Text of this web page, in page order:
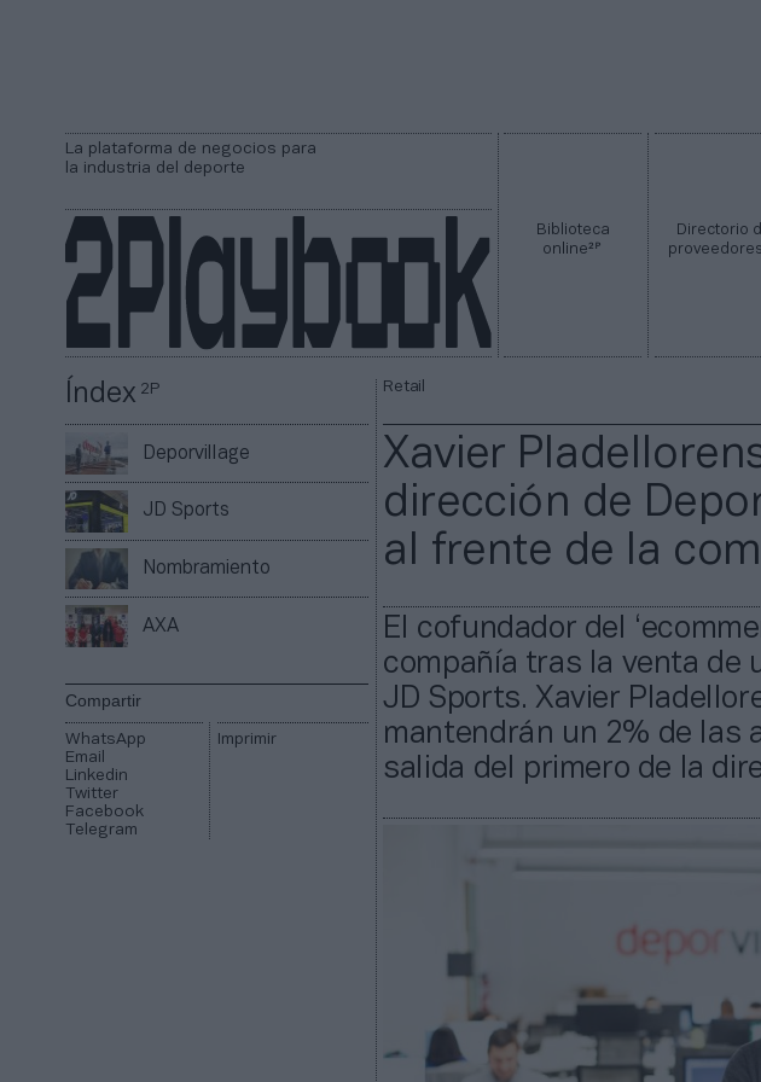
La plataforma de negocios para
la industria del deporte
Biblioteca
online2P
Directorio
Índex2P
Deporvillage
JD Sports
Nombramiento
AXA
Compartir
WhatsApp
Email
Linkedin
Twitter
Facebook
Telegram
Imprimir
Retail
Xavier
dirección de
al frente de la
El cofundador del
compañía tras la venta de
JD Sports. Xavier
mantendrán un 2% de las
salida del primero de la